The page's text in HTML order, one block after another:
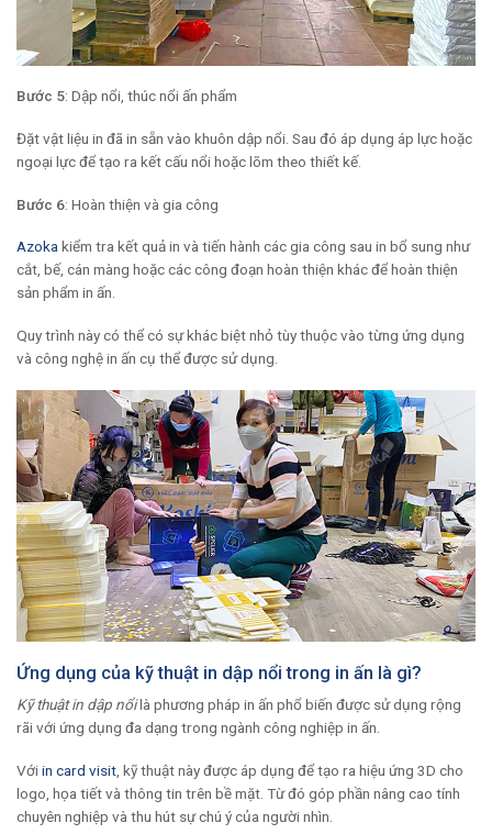
Bước 5: Dập nổi, thúc nổi ấn phẩm
Đặt vật liệu in đã in sẵn vào khuôn dập nổi. Sau đó áp dụng áp lực hoặc
ngoại lực để tạo ra kết cấu nổi hoặc lõm theo thiết kế.
Bước 6: Hoàn thiện và gia công
Azokakiểm tra kết quả in và tiến hành các gia công sau in bổ sung như
cắt, bế, cán màng hoặc các công đoạn hoàn thiện khác để hoàn thiện
sản phẩm in ấn.
Quy trình này có thể có sự khác biệt nhỏ tùy thuộc vào từng ứng dụng
và công nghệ in ấn cụ thể được sử dụng.
Ứng dụng của kỹ thuật in dập nổi trong in ấn là gì?
Kỹ thuật in dập nổilà phương pháp in ấn phổ biến được sử dụng rộng
rãi với ứng dụng đa dạng trong ngành công nghiệp in ấn.
Vớiin card visit , kỹ thuật này được áp dụng để tạo ra hiệu ứng 3D cho
logo, họa tiết và thông tin trên bề mặt. Từ đó góp phần nâng cao tính
chuyên nghiệp và thu hút sự chú ý của người nhìn.